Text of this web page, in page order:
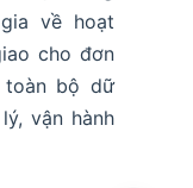
về hoạt
cho đơn
toàn bộ dữ
vận hành